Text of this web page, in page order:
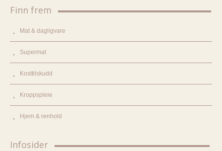
Finn frem
Mat & dagligvare
Supermat
Kosttilskudd
Kroppspleie
Hjem & renhold
Infosider